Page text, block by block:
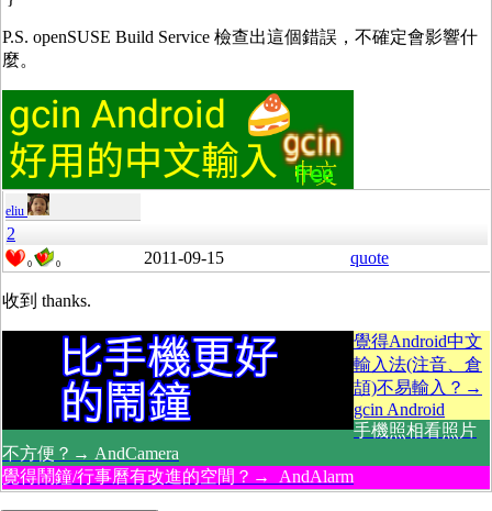
P.S. openSUSE Build Service 檢查出這個錯誤，不確定會影響什
麼。
eliu
2
0 0 2011-09-15 quote
收到 thanks.
覺得Android中文
輸入法(注音、倉
頡)不易輸入？→
gcin Android
手機照相看照片
不方便？→ AndCamera
覺得鬧鐘/行事曆有改進的空間？→ AndAlarm